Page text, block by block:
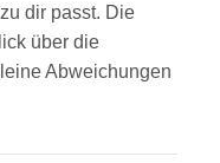
dir passt. Die
über die
Abweichungen